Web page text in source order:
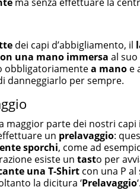
dei capi d’abbigliamento, il
una mano immersa al
obbligatoriamentea mano e
danneggiarlo per sempre.
maggior parte dei nostri
un prelavaggio:
sporchi, come ad
esiste un tasto per
una T-Shirt con una P
la dicitura ‘Prelavaggio‘.